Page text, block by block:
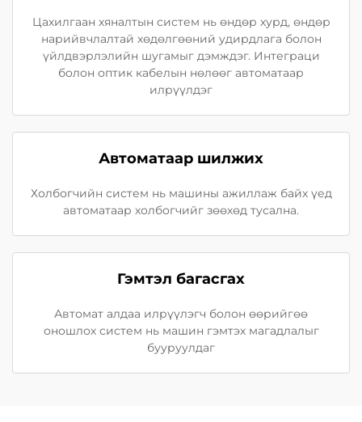
Цахилгаан хяналтын систем нь өндөр хурд, өндөр
нарийвчлалтай хөдөлгөөний удирдлага болон
үйлдвэрлэлийн шугамыг дэмждэг. Интеграци
болон оптик кабелын нөлөөг автоматаар
илрүүлдэг
Автоматаар шилжих
Холбогчийн систем нь машины ажиллаж байх үед
автоматаар холбогчийг зөөхөд тусална.
Гэмтэл багасгах
Автомат алдаа илрүүлэгч болон өөрийгөө
оношлох систем нь машин гэмтэх магадлалыг
бууруулдаг